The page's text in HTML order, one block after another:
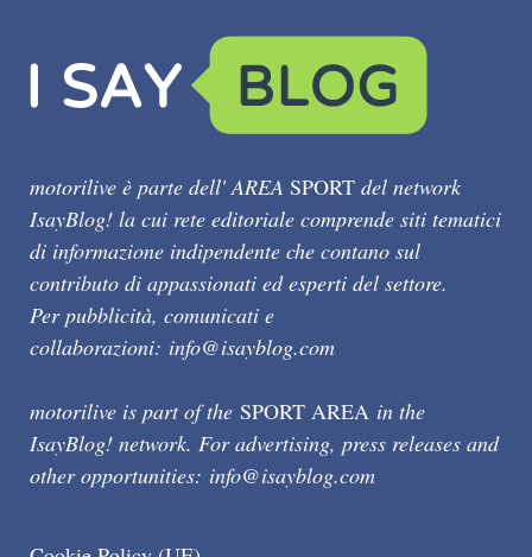
motorilive è parte dell' AREA SPORT del network
IsayBlog! la cui rete editoriale comprende siti tematici
di informazione indipendente che contano sul
contributo di appassionati ed esperti del settore.
Per pubblicità, comunicati e
collaborazioni: info@isayblog.com
motorilive is part of the SPORT AREA in the
IsayBlog! network. For advertising, press releases and
other opportunities: info@isayblog.com